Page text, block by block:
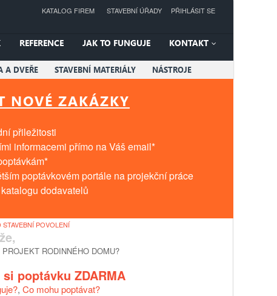
PŘIHLÁSIT SE
KATALOG FIREM STAVEBNÍ ÚŘADY
REFERENCE JAK TO FUNGUJE KONTAKT
A DVEŘE STAVEBNÍ MATERIÁLY NÁSTROJE
NOVÉ ZAKÁZKY
přiležitosti
informacemi přímo na Váš email*
poptávkovém portále na projekční práce
dodavatelů
POVOLENÍ
PROJEKT RODINNÉHO DOMU?
poptávku ZDARMA
, Co mohu poptávat?